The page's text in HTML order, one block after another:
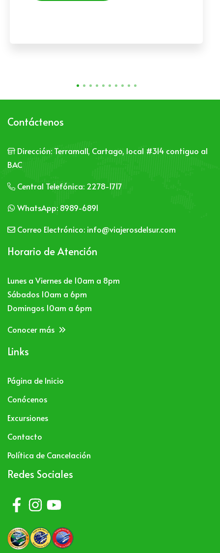
Contáctenos
Dirección: Terramall, Cartago, local #314 contiguo al
BAC
Central Telefónica: 2278-1717
WhatsApp: 8989-6891
Correo Electrónico: info@viajerosdelsur.com
Horario de Atención
Lunes a Viernes de 10am a 8pm
Sábados 10am a 6pm
Domingos 10am a 6pm
Conocer más
Links
Página de Inicio
Conócenos
Excursiones
Contacto
Política de Cancelación
Redes Sociales